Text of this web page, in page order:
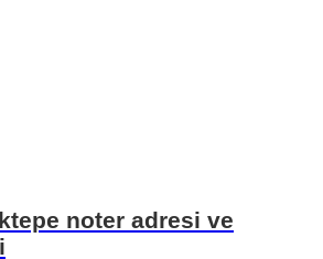
noter adresi ve